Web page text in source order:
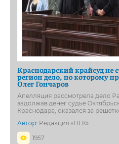
Краснодарский крайсуд не
регион дело, по которому
Олег Гончаров
Апелляция рассмотрела дело
задолжав денег судье
Краснодара, оказался за
Автор: Редакция «НГК»
1957